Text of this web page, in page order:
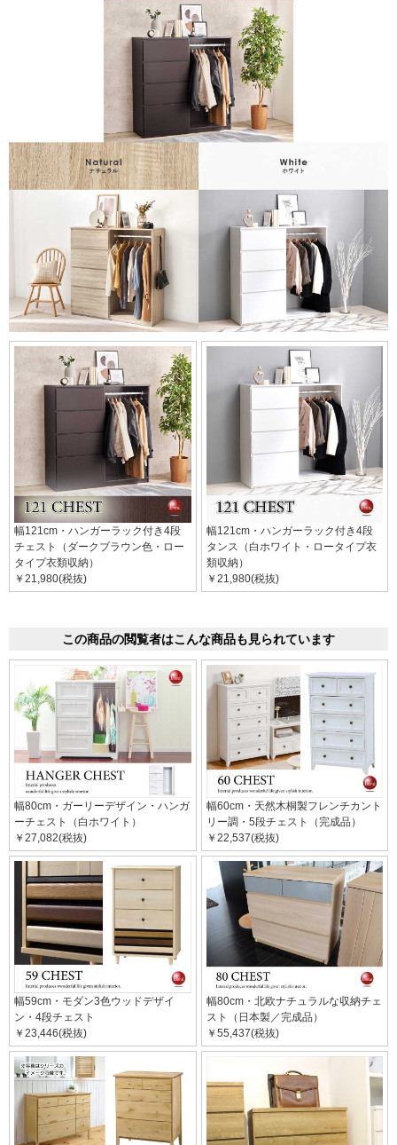
幅121cm・ハンガーラック付き4段
チェスト（ダークブラウン色・ロー
タイプ衣類収納）
￥21,980(税抜)
幅121cm・ハンガーラック付き4段
タンス（白ホワイト・ロータイプ衣
類収納）
￥21,980(税抜)
この商品の閲覧者はこんな商品も見られています
幅80cm・ガーリーデザイン・ハンガ
ーチェスト（白ホワイト）
￥27,082(税抜)
幅60cm・天然木桐製フレンチカント
リー調・5段チェスト（完成品）
￥22,537(税抜)
幅59cm・モダン3色ウッドデザイ
ン・4段チェスト
￥23,446(税抜)
幅80cm・北欧ナチュラルな収納チェ
スト（日本製／完成品）
￥55,437(税抜)